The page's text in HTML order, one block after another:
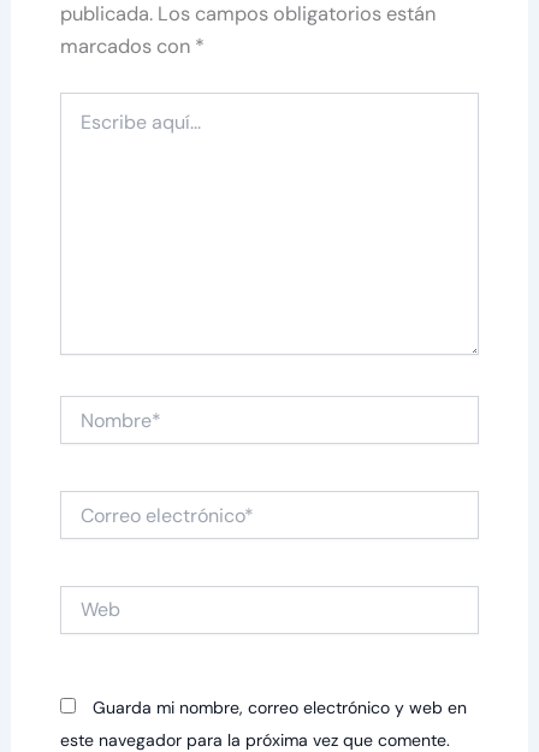
publicada. Los campos obligatorios están
marcados con *
aquí...
electrónico*
Guarda mi nombre, correo electrónico y web en
este navegador para la próxima vez que comente.